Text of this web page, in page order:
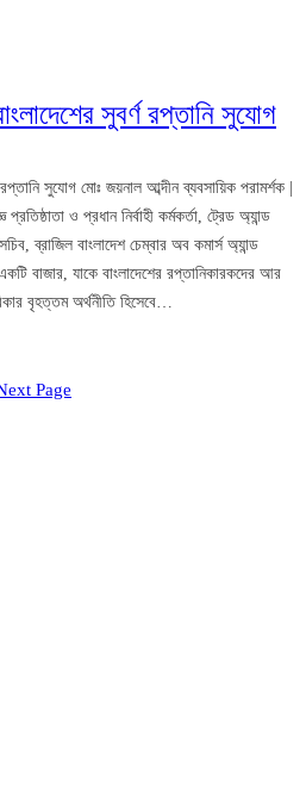
সুবর্ণ রপ্তানি সুযোগ
রপ্তানি সুযোগ মোঃ জয়নাল আব্দীন ব্যবসায়িক পরামর্শক |
ও প্রধান নির্বাহী কর্মকর্তা, ট্রেড অ্যান্ড
ব্রাজিল বাংলাদেশ চেম্বার অব কমার্স অ্যান্ড
বাজার, যাকে বাংলাদেশের রপ্তানিকারকদের আর
বৃহত্তম অর্থনীতি হিসেবে…
Page